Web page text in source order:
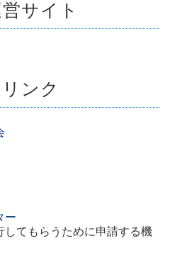
サイト
ンク
ー
してもらうために申請する機